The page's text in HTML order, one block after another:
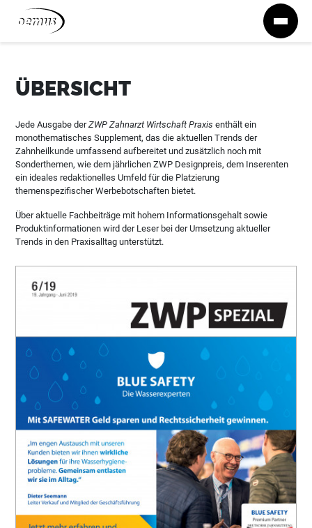
Zum Inhalt springen
ÜBERSICHT
Jede Ausgabe derZWP Zahnarzt Wirtschaft Praxis enthält ein
monothematisches Supplement, das die aktuellen Trends der
Zahnheilkunde umfassend aufbereitet und zusätzlich noch mit
Sonderthemen, wie dem jährlichen ZWP Designpreis, dem Inserenten
ein ideales redaktionelles Umfeld für die Platzierung
themenspezifischer Werbebotschaften bietet.
Über aktuelle Fachbeiträge mit hohem Informationsgehalt sowie
Produktinformationen wird der Leser bei der Umsetzung aktueller
Trends in den Praxisalltag unterstützt.